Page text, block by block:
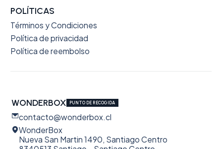
POLÍTICAS
Términos y Condiciones
Política de privacidad
Política de reembolso
WONDERBOX PUNTO DE RECOGIDA
contacto@wonderbox.cl
WonderBox
Nueva San Martin 1490, Santiago Centro